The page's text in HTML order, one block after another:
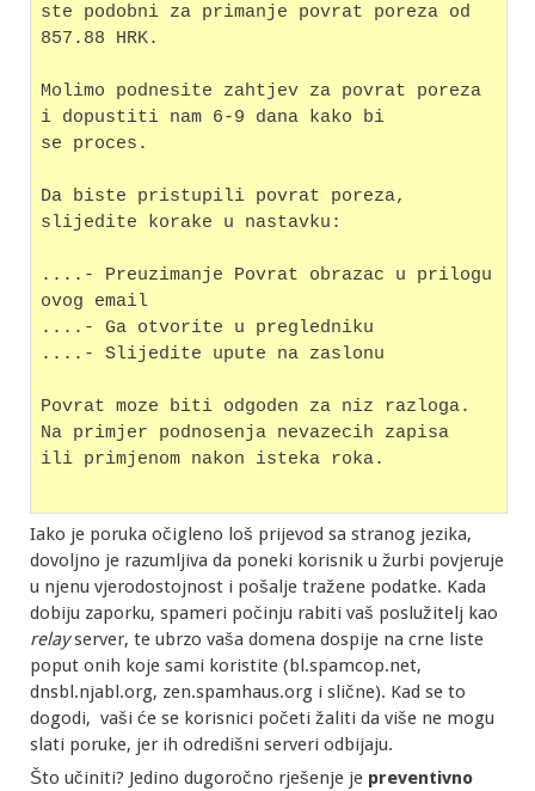
ste podobni za primanje povrat poreza od
857.88 HRK.
Molimo podnesite zahtjev za povrat poreza
i dopustiti nam 6-9 dana kako bi
se proces.
Da biste pristupili povrat poreza,
slijedite korake u nastavku:
....- Preuzimanje Povrat obrazac u prilogu
ovog email
....- Ga otvorite u pregledniku
....- Slijedite upute na zaslonu
Povrat moze biti odgoden za niz razloga.
Na primjer podnosenja nevazecih zapisa
ili primjenom nakon isteka roka.
Iako je poruka očigleno loš prijevod sa stranog jezika,
dovoljno je razumljiva da poneki korisnik u žurbi povjeruje
u njenu vjerodostojnost i pošalje tražene podatke. Kada
dobiju zaporku, spameri počinju rabiti vaš poslužitelj kao
relayserver, te ubrzo vaša domena dospije na crne liste
poput onih koje sami koristite (bl.spamcop.net,
dnsbl.njabl.org, zen.spamhaus.org i slične). Kad se to
dogodi, vaši će se korisnici početi žaliti da više ne mogu
slati poruke, jer ih odredišni serveri odbijaju.
Što učiniti? Jedino dugoročno rješenje je preventivno